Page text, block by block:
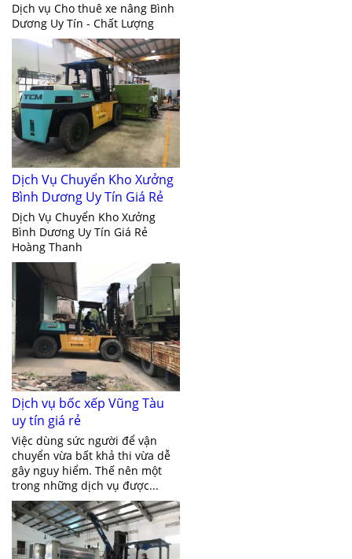
Dịch vụ Cho thuê xe nâng Bình
Dương Uy Tín - Chất Lượng
Dịch Vụ Chuyển Kho Xưởng
Bình Dương Uy Tín Giá Rẻ
Dịch Vụ Chuyển Kho Xưởng
Bình Dương Uy Tín Giá Rẻ
Hoàng Thanh
Dịch vụ bốc xếp Vũng Tàu
uy tín giá rẻ
Việc dùng sức người để vận
chuyển vừa bất khả thi vừa dễ
gây nguy hiểm. Thế nên một
trong những dịch vụ được...